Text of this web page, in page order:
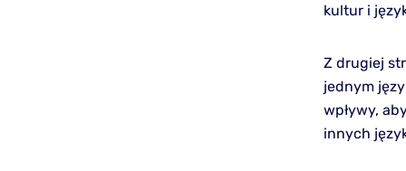
kultur i
Z drugiej
jednym
wpływy,
innych